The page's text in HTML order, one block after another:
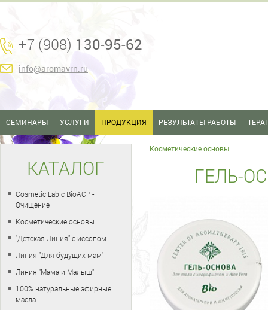
+7 (908) 130-95-62
info@aromavrn.ru
СЕМИНАРЫ УСЛУГИ ПРОДУКЦИЯ РЕЗУЛЬТАТЫ РАБОТЫ
Косметические основы
ГЕЛЬ-
КАТАЛОГ
Cosmetic Lab с BioACP -
Очищение
Косметические основы
"Детская Линия" с иссопом
Линия "Для будущих мам"
Линия "Мама и Малыш"
100% натуральные эфирные
масла